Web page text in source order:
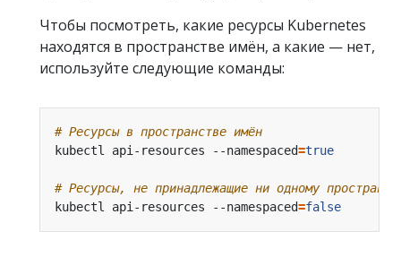
Чтобы посмотреть, какие ресурсы Kubernetes
находятся в пространстве имён, а какие — нет,
используйте следующие команды:
# Ресурсы в пространстве имён
kubectl api-resources --namespaced=true
# Ресурсы, не принадлежащие ни одному
kubectl api-resources --namespaced=false